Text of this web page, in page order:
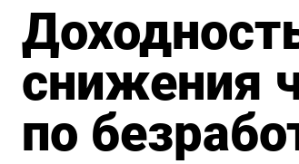
снижения
по